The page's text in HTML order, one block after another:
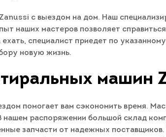
с выездом на дом. Наш
наших мастеров позволяет
специалист приедет по
новую жизнь.
машин
помогает вам сэкономить время.
распоряжении большой склад
запчасти от надежных